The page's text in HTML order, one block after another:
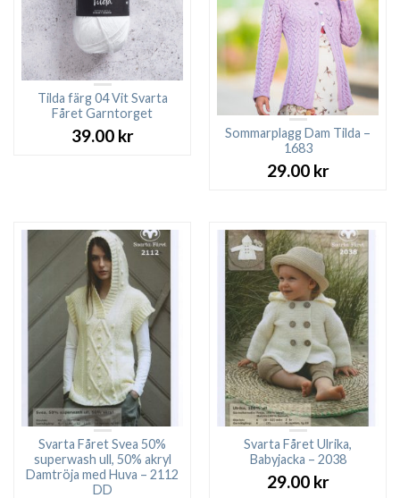
Tilda färg 04 Vit Svarta
Fåret Garntorget
39.00 kr
Sommarplagg Dam Tilda –
1683
29.00 kr
Svarta Fåret Svea 50%
superwash ull, 50% akryl
Damtröja med Huva – 2112
DD
Svarta Fåret Ulrika,
Babyjacka – 2038
29.00 kr